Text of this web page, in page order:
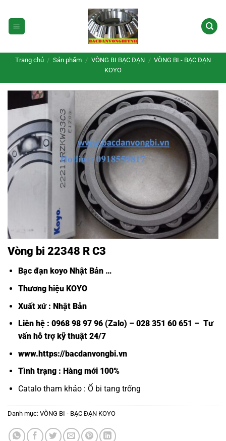
qua
nội
Trang chủ / Sản phẩm / VÒNG BI BẠC ĐẠN / VÒNG BI - BẠC ĐẠN
KOYO
Vòng bi 22348 R C3
Bạc đạn koyo Nhật Bản…
Thương hiệu KOYO
Xuất xứ : Nhật Bản
Liên hệ : 0968 98 97 96 (Zalo) – 028 351 60 651 – Tư
vấn hỗ trợ kỹ thuật 24/7
www.https://bacdanvongbi.vn
Tình trạng : Hàng mới 100%
Catalo tham khảo : Ổ bi tang trống
Danh mục: VÒNG BI - BẠC ĐẠN KOYO